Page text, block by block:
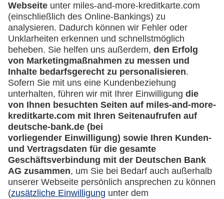
Sperren der Lufthansa Miles & More
Credit Card
Muss ich meine Lufthansa Miles & More
Credit Card sofort sperren, wenn ich einen
Kartenumsatz nicht zuordnen kann?
Ich möchte meine Karte sperren - was muss
ich tun?
Bekomme ich nach Sperrung meiner
Kreditkarte automatisch eine neue Karte